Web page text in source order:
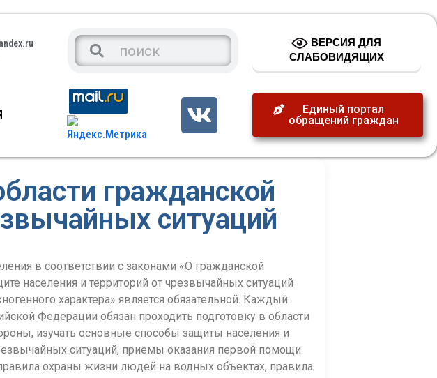
ВЕРСИЯ ДЛЯ
СЛАБОВИДЯЩИХ
Единый портал
обращений граждан
гражданской
ситуаций
в соответствии с законами «О гражданской
населения и территорий от чрезвычайных ситуаций
характера» является обязательной. Каждый
Федерации обязан проходить подготовку в области
изучать основные способы защиты населения и
ситуаций, приемы оказания первой помощи
охраны жизни людей на водных объектах, правила